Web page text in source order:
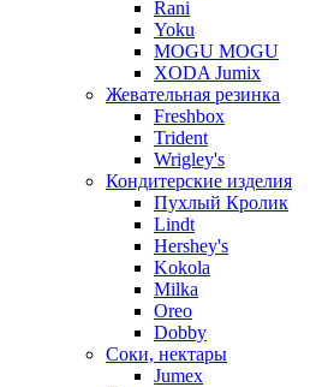
Rani
Yoku
MOGU MOGU
XODA Jumix
Жевательная резинка
Freshbox
Trident
Wrigley's
Кондитерские изделия
Пухлый Кролик
Lindt
Hershey's
Kokola
Milka
Oreo
Dobby
Соки, нектары
Jumex